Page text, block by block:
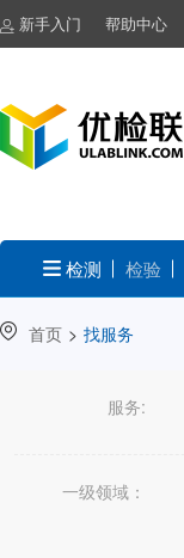
新手入门 帮助中心
检测 检验
首页 > 找服务
服务:
一级领域：